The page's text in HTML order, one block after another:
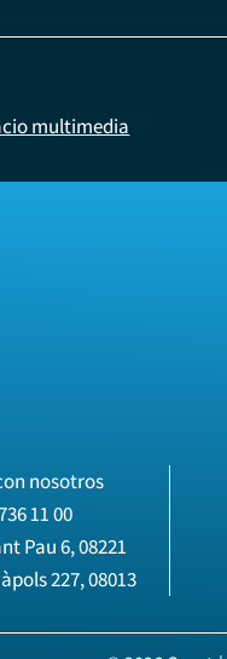
multimedia
nosotros
11 00
Pau 6, 08221
227, 08013